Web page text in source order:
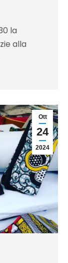
la
alla
Ott
24
2024